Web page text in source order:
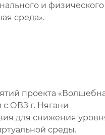
и
среда».
проекта
ОВЗ г. Нягани
для снижения
среды.